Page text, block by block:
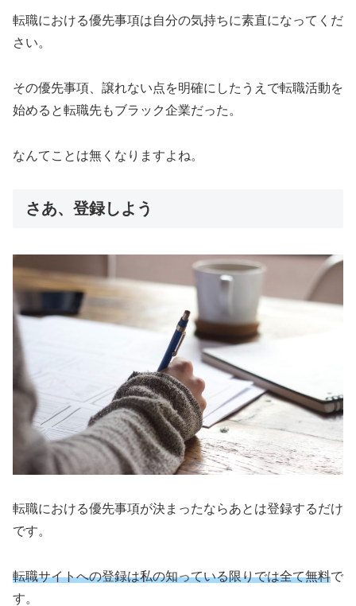
転職における優先事項は自分の気持ちに素直になってくだ
さい。
その優先事項、譲れない点を明確にしたうえで転職活動を
始めると転職先もブラック企業だった。
なんてことは無くなりますよね。
さあ、登録しよう
転職における優先事項が決まったならあとは登録するだけ
です。
転職サイトへの登録は私の知っている限りでは全て無料で
す。